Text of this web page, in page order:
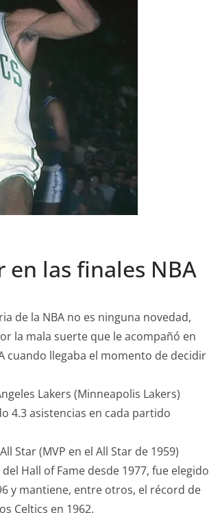
en las finales NBA
de la NBA no es ninguna novedad,
la mala suerte que le acompañó en
cuando llegaba el momento de decidir
Lakers (Minneapolis Lakers)
4.3 asistencias en cada partido
Star (MVP en el All Star de 1959)
Hall of Fame desde 1977, fue elegido
y mantiene, entre otros, el récord de
Celtics en 1962.